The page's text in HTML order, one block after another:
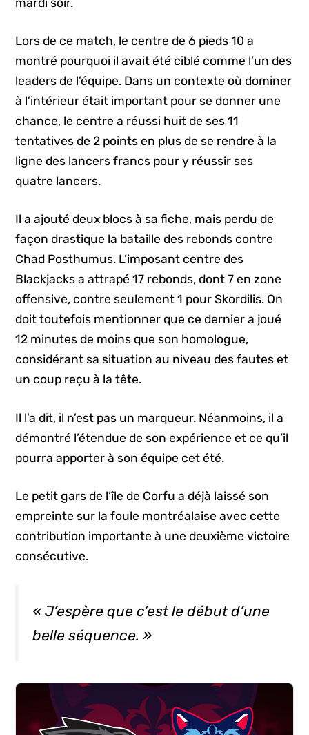
Lors de ce match, le centre de 6 pieds 10 a
montré pourquoi il avait été ciblé comme l’un des
leaders de l’équipe. Dans un contexte où dominer
à l’intérieur était important pour se donner une
chance, le centre a réussi huit de ses 11
tentatives de 2 points en plus de se rendre à la
ligne des lancers francs pour y réussir ses
quatre lancers.
Il a ajouté deux blocs à sa fiche, mais perdu de
façon drastique la bataille des rebonds contre
Chad Posthumus. L’imposant centre des
Blackjacks a attrapé 17 rebonds, dont 7 en zone
offensive, contre seulement 1 pour Skordilis. On
doit toutefois mentionner que ce dernier a joué
12 minutes de moins que son homologue,
considérant sa situation au niveau des fautes et
un coup reçu à la tête.
Il l’a dit, il n’est pas un marqueur. Néanmoins, il a
démontré l’étendue de son expérience et ce qu’il
pourra apporter à son équipe cet été.
Le petit gars de l’île de Corfu a déjà laissé son
empreinte sur la foule montréalaise avec cette
contribution importante à une deuxième victoire
consécutive.
« J’espère que c’est le début d’une
belle séquence. »